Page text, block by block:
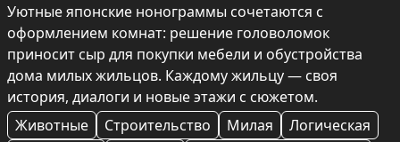
Уютные японские нонограммы сочетаются с
оформлением комнат: решение головоломок
приносит сыр для покупки мебели и обустройства
дома милых жильцов. Каждому жильцу — своя
история, диалоги и новые этажи с сюжетом.
Животные
Строительство Милая
Логическая